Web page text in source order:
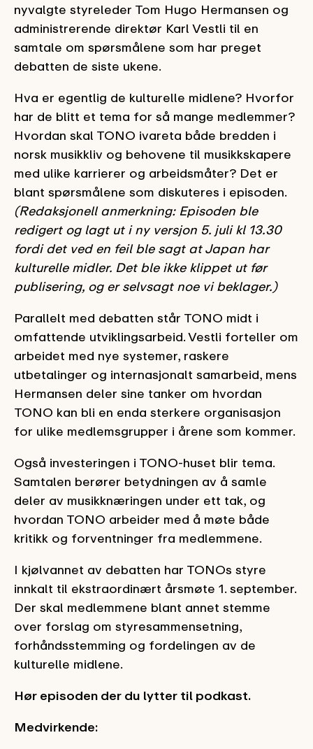
nyvalgte styreleder Tom Hugo Hermansen og
administrerende direktør Karl Vestli til en
samtale om spørsmålene som har preget
debatten de siste ukene.
Hva er egentlig de kulturelle midlene? Hvorfor
har de blitt et tema for så mange medlemmer?
Hvordan skal TONO ivareta både bredden i
norsk musikkliv og behovene til musikkskapere
med ulike karrierer og arbeidsmåter? Det er
blant spørsmålene som diskuteres i episoden.
(Redaksjonell anmerkning: Episoden ble
redigert og lagt ut i ny versjon 5. juli kl 13.30
fordi det ved en feil ble sagt at Japan har
kulturelle midler. Det ble ikke klippet ut før
publisering, og er selvsagt noe vi beklager.)
Parallelt med debatten står TONO midt i
omfattende utviklingsarbeid. Vestli forteller om
arbeidet med nye systemer, raskere
utbetalinger og internasjonalt samarbeid, mens
Hermansen deler sine tanker om hvordan
TONO kan bli en enda sterkere organisasjon
for ulike medlemsgrupper i årene som kommer.
Også investeringen i TONO-huset blir tema.
Samtalen berører betydningen av å samle
deler av musikknæringen under ett tak, og
hvordan TONO arbeider med å møte både
kritikk og forventninger fra medlemmene.
I kjølvannet av debatten har TONOs styre
innkalt til ekstraordinært årsmøte 1. september.
Der skal medlemmene blant annet stemme
over forslag om styresammensetning,
forhåndsstemming og fordelingen av de
kulturelle midlene.
Hør episoden der du lytter til podkast.
Medvirkende: